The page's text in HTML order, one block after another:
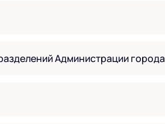
Администрации города